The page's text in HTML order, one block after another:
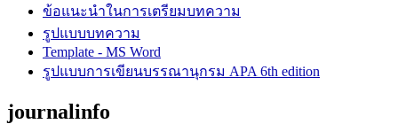
ข้อแนะนำในการเตรียมบทความ
รูปแบบบทความ
Template - MS Word
รูปแบบการเขียนบรรณานุกรม APA 6th edition
journalinfo